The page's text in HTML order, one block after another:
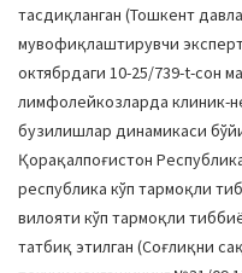
тасдиқланган (Тошкент
мувофиқлаштирувчи
октябрдаги 10-25/739-t-сон
лимфолейкозларда клиник-
бузилишлар динамикаси
Қорақалпоғистон
республика кўп тармоқли
вилояти кўп тармоқли
татбиқ этилган (Соғлиқни